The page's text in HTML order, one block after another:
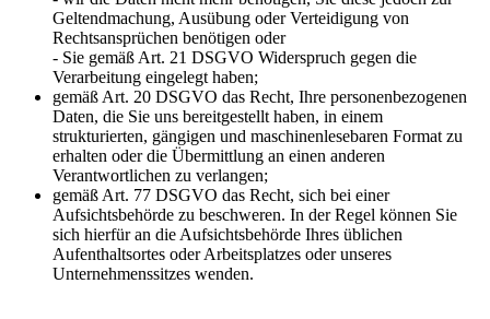
Geltendmachung, Ausübung oder Verteidigung von
Rechtsansprüchen benötigen oder
- Sie gemäß Art. 21 DSGVO Widerspruch gegen die
Verarbeitung eingelegt haben;
gemäß Art. 20 DSGVO das Recht, Ihre personenbezogenen
Daten, die Sie uns bereitgestellt haben, in einem
strukturierten, gängigen und maschinenlesebaren Format zu
erhalten oder die Übermittlung an einen anderen
Verantwortlichen zu verlangen;
gemäß Art. 77 DSGVO das Recht, sich bei einer
Aufsichtsbehörde zu beschweren. In der Regel können Sie
sich hierfür an die Aufsichtsbehörde Ihres üblichen
Aufenthaltsortes oder Arbeitsplatzes oder unseres
Unternehmenssitzes wenden.